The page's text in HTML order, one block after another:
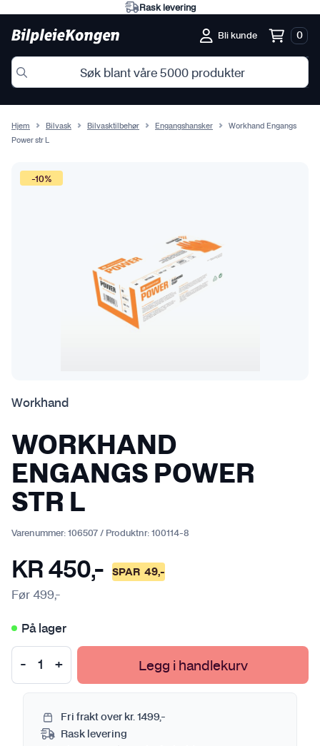
Rask levering
Bli kunde 0
Hjem Bilvask Bilvasktilbehør Engangshansker
Workhand Engangs
Power str L
-10%
Workhand
WORKHAND
ENGANGS POWER
STR L
Varenummer: 106507 / Produktnr: 100114-8
KR 450,- SPAR 49,-
Før499,-
På lager
Legg i handlekurv
Fri frakt over kr. 1499,-
Rask levering